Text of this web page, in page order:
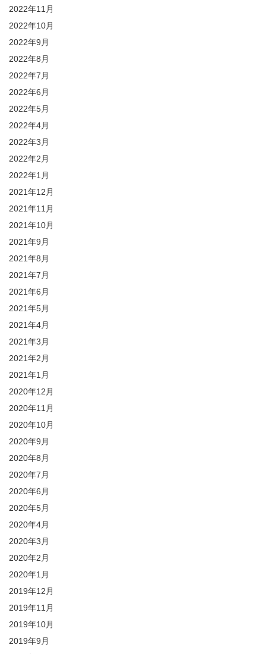
2022年11月
2022年10月
2022年9月
2022年8月
2022年7月
2022年6月
2022年5月
2022年4月
2022年3月
2022年2月
2022年1月
2021年12月
2021年11月
2021年10月
2021年9月
2021年8月
2021年7月
2021年6月
2021年5月
2021年4月
2021年3月
2021年2月
2021年1月
2020年12月
2020年11月
2020年10月
2020年9月
2020年8月
2020年7月
2020年6月
2020年5月
2020年4月
2020年3月
2020年2月
2020年1月
2019年12月
2019年11月
2019年10月
2019年9月